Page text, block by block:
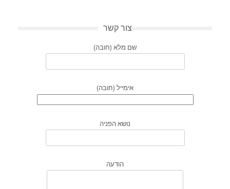
צור קשר
שם מלא (חובה)
אימייל (חובה)
נושא הפניה
הודעה